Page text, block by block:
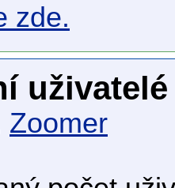
zde.
uživatelé
Zoomer